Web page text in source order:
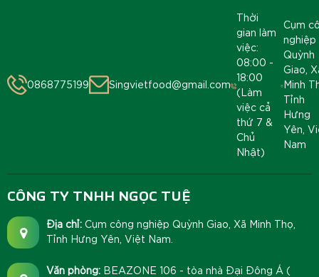
0868775199 Singvietfood@gmail.com
Thời
gian làm
việc:
08:00 -
18:00
(Làm
việc cả
thứ 7 &
Chủ
Nhật)
Cụm
nghiệp
Quỳnh
Giao,
Minh
Tỉnh
Hưng
Yên,
Nam
CÔNG TY TNHH NGỌC TUỆ
Địa chỉ: Cụm công nghiệp Quỳnh Giao, Xã Minh Thọ,
Tỉnh Hưng Yên, Việt Nam.
Văn phòng: BEAZONE 106 - tòa nhà Đại Đông Á (